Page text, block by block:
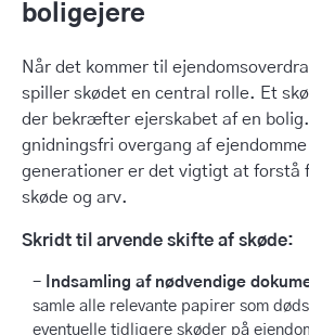
boligejere
Når det kommer til
spiller skødet en central rolle. Et
der bekræfter ejerskabet af en
gnidningsfri overgang af
generationer er det vigtigt at forstå
skøde og arv.
Skridt til arvende skifte af skøde:
Indsamling af nødvendige
samle alle relevante papirer som
eventuelle tidligere skøder på